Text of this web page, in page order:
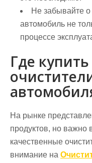
Не забывайте о
автомобиль не
процессе
Где
На рынке
продуктов, но важно
качественные
внимание на